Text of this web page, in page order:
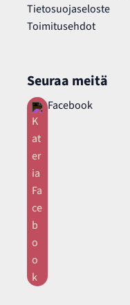
Tietosuojaseloste
Toimitusehdot
Seuraa meitä
Facebook